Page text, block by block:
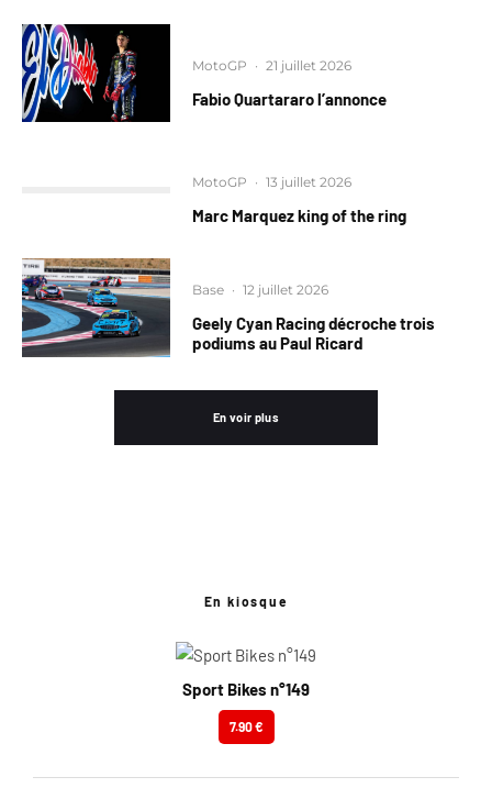
MotoGP · 21 juillet 2026
Fabio Quartararo l’annonce
MotoGP · 13 juillet 2026
Marc Marquez king of the ring
Base · 12 juillet 2026
Geely Cyan Racing décroche trois
podiums au Paul Ricard
En voir plus
En kiosque
Sport Bikes n°149
7.90 €